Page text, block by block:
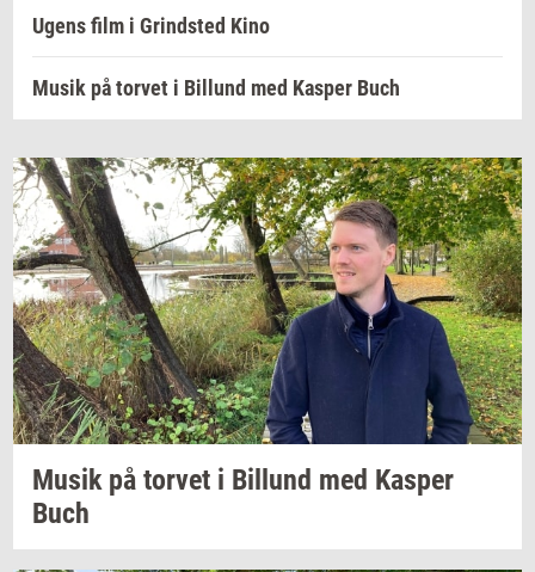
Ugens film i Grindsted Kino
Musik på torvet i Billund med Kasper Buch
Musik på tor­vet i Bil­lund med Kas­per
Buch